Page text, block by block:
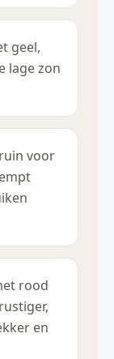
geel,
lage zon
voor
rood
en